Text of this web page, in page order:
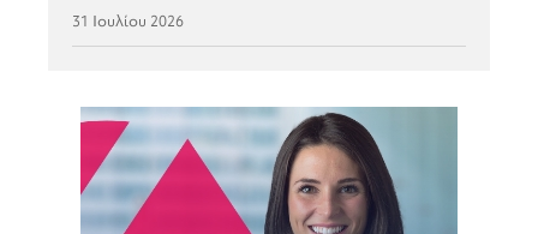
31 Ιουλίου 2026